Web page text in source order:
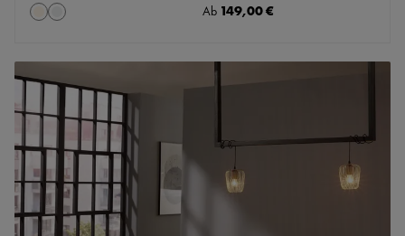
Farbeauswählen
cremesilber
Regulärer Preis:
Ab 149,00 €